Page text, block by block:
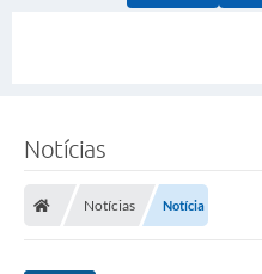
Notícias
Notícias Notícia